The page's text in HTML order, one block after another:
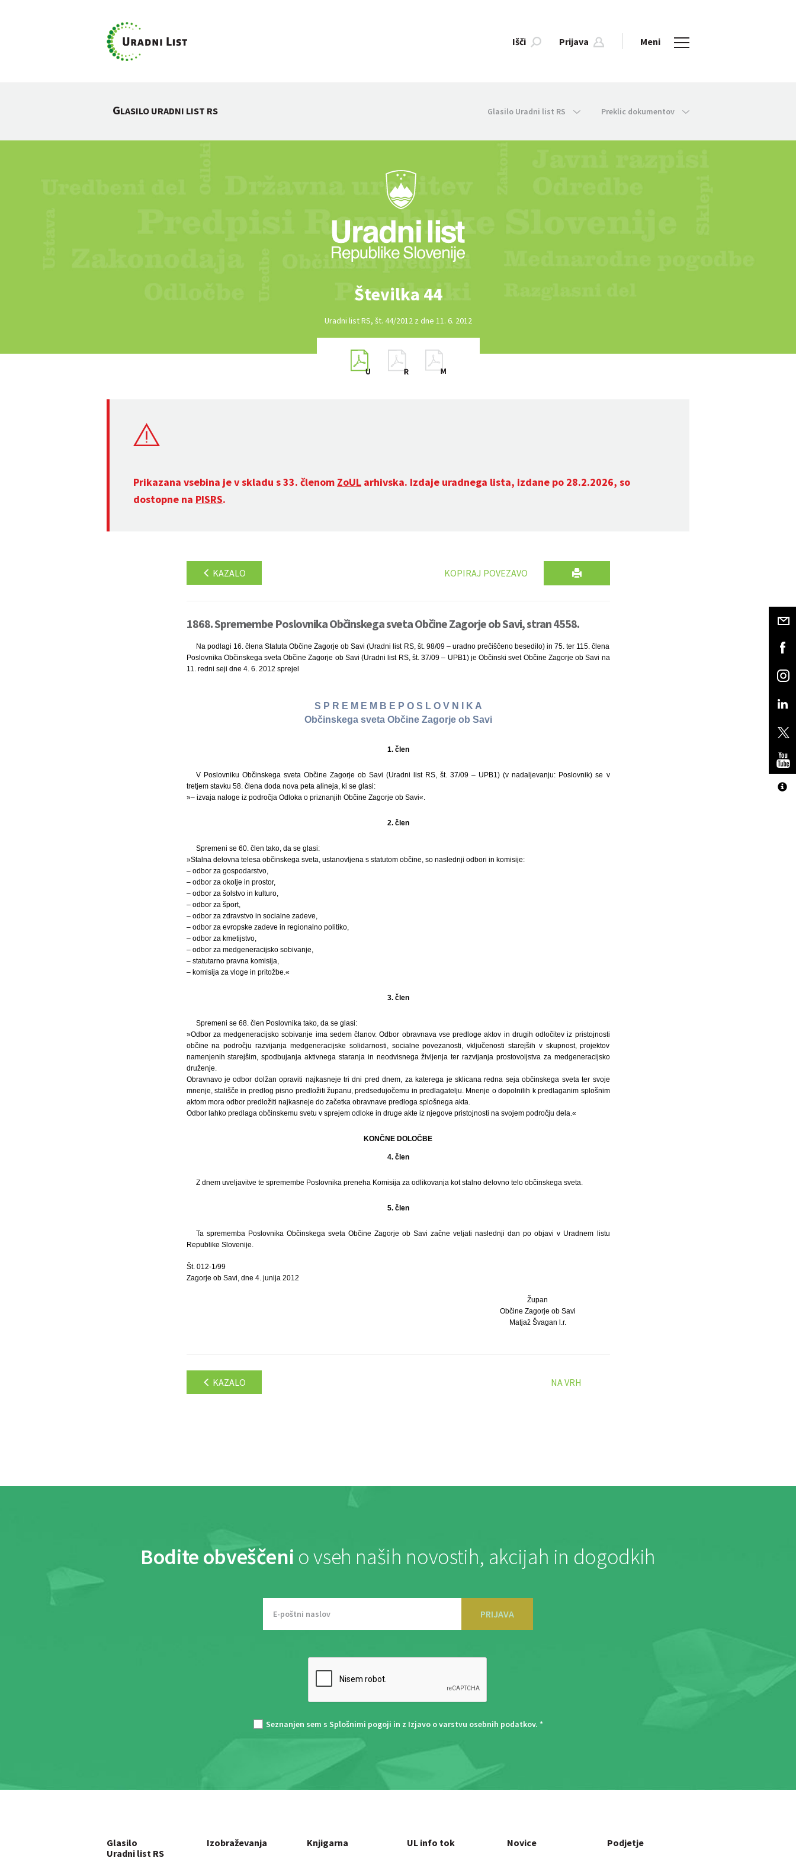
Išči Prijava Meni
GLASILO URADNI LIST RS Glasilo Uradni list RS Preklic dokumentov
Številka 44
Uradni list RS, št. 44/2012 z dne 11. 6. 2012
Prikazana vsebina je v skladu s 33. členom ZoUL arhivska. Izdaje uradnega lista, izdane po 28.2.2026, so
dostopne na PISRS.
KAZALO KOPIRAJ POVEZAVO
1868. Spremembe Poslovnika Občinskega sveta Občine Zagorje ob Savi, stran 4558.
Na podlagi 16. člena Statuta Občine Zagorje ob Savi (Uradni list RS, št. 98/09 – uradno prečiščeno besedilo) in 75. ter 115. člena
Poslovnika Občinskega sveta Občine Zagorje ob Savi (Uradni list RS, št. 37/09 – UPB1) je Občinski svet Občine Zagorje ob Savi na
11. redni seji dne 4. 6. 2012 sprejel
S P R E M E M B E P O S L O V N I K A
Občinskega sveta Občine Zagorje ob Savi
1. člen
V Poslovniku Občinskega sveta Občine Zagorje ob Savi (Uradni list RS, št. 37/09 – UPB1) (v nadaljevanju: Poslovnik) se v
tretjem stavku 58. člena doda nova peta alineja, ki se glasi:
»– izvaja naloge iz področja Odloka o priznanjih Občine Zagorje ob Savi«.
2. člen
Spremeni se 60. člen tako, da se glasi:
»Stalna delovna telesa občinskega sveta, ustanovljena s statutom občine, so naslednji odbori in komisije:
– odbor za gospodarstvo,
– odbor za okolje in prostor,
– odbor za šolstvo in kulturo,
– odbor za šport,
– odbor za zdravstvo in socialne zadeve,
– odbor za evropske zadeve in regionalno politiko,
– odbor za kmetijstvo,
– odbor za medgeneracijsko sobivanje,
– statutarno pravna komisija,
– komisija za vloge in pritožbe.«
3. člen
Spremeni se 68. člen Poslovnika tako, da se glasi:
»Odbor za medgeneracijsko sobivanje ima sedem članov. Odbor obravnava vse predloge aktov in drugih odločitev iz pristojnosti
občine na področju razvijanja medgeneracijske solidarnosti, socialne povezanosti, vključenosti starejših v skupnost, projektov
namenjenih starejšim, spodbujanja aktivnega staranja in neodvisnega življenja ter razvijanja prostovoljstva za medgeneracijsko
druženje.
Obravnavo je odbor dolžan opraviti najkasneje tri dni pred dnem, za katerega je sklicana redna seja občinskega sveta ter svoje
mnenje, stališče in predlog pisno predložiti županu, predsedujočemu in predlagatelju. Mnenje o dopolnilih k predlaganim splošnim
aktom mora odbor predložiti najkasneje do začetka obravnave predloga splošnega akta.
Odbor lahko predlaga občinskemu svetu v sprejem odloke in druge akte iz njegove pristojnosti na svojem področju dela.«
KONČNE DOLOČBE
4. člen
Z dnem uveljavitve te spremembe Poslovnika preneha Komisija za odlikovanja kot stalno delovno telo občinskega sveta.
5. člen
Ta sprememba Poslovnika Občinskega sveta Občine Zagorje ob Savi začne veljati naslednji dan po objavi v Uradnem listu
Republike Slovenije.
Št. 012-1/99
Zagorje ob Savi, dne 4. junija 2012
Župan
Občine Zagorje ob Savi
Matjaž Švagan l.r.
KAZALO NA VRH
Bodite obveščeni o vseh naših novostih, akcijah in dogodkih
PRIJAVA
Seznanjen sem s Splošnimi pogoji in z Izjavo o varstvu osebnih podatkov. *
Glasilo
Uradni list RS
Izobraževanja Knjigarna UL info tok Novice Podjetje